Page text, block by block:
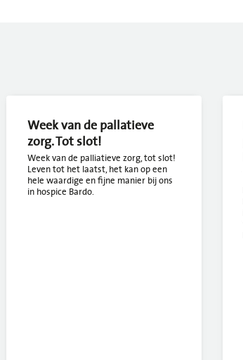
Week van de pallatieve
zorg. Tot slot!
Week van de palliatieve zorg, tot slot!
Leven tot het laatst, het kan op een
hele waardige en fijne manier bij ons
in hospice Bardo.